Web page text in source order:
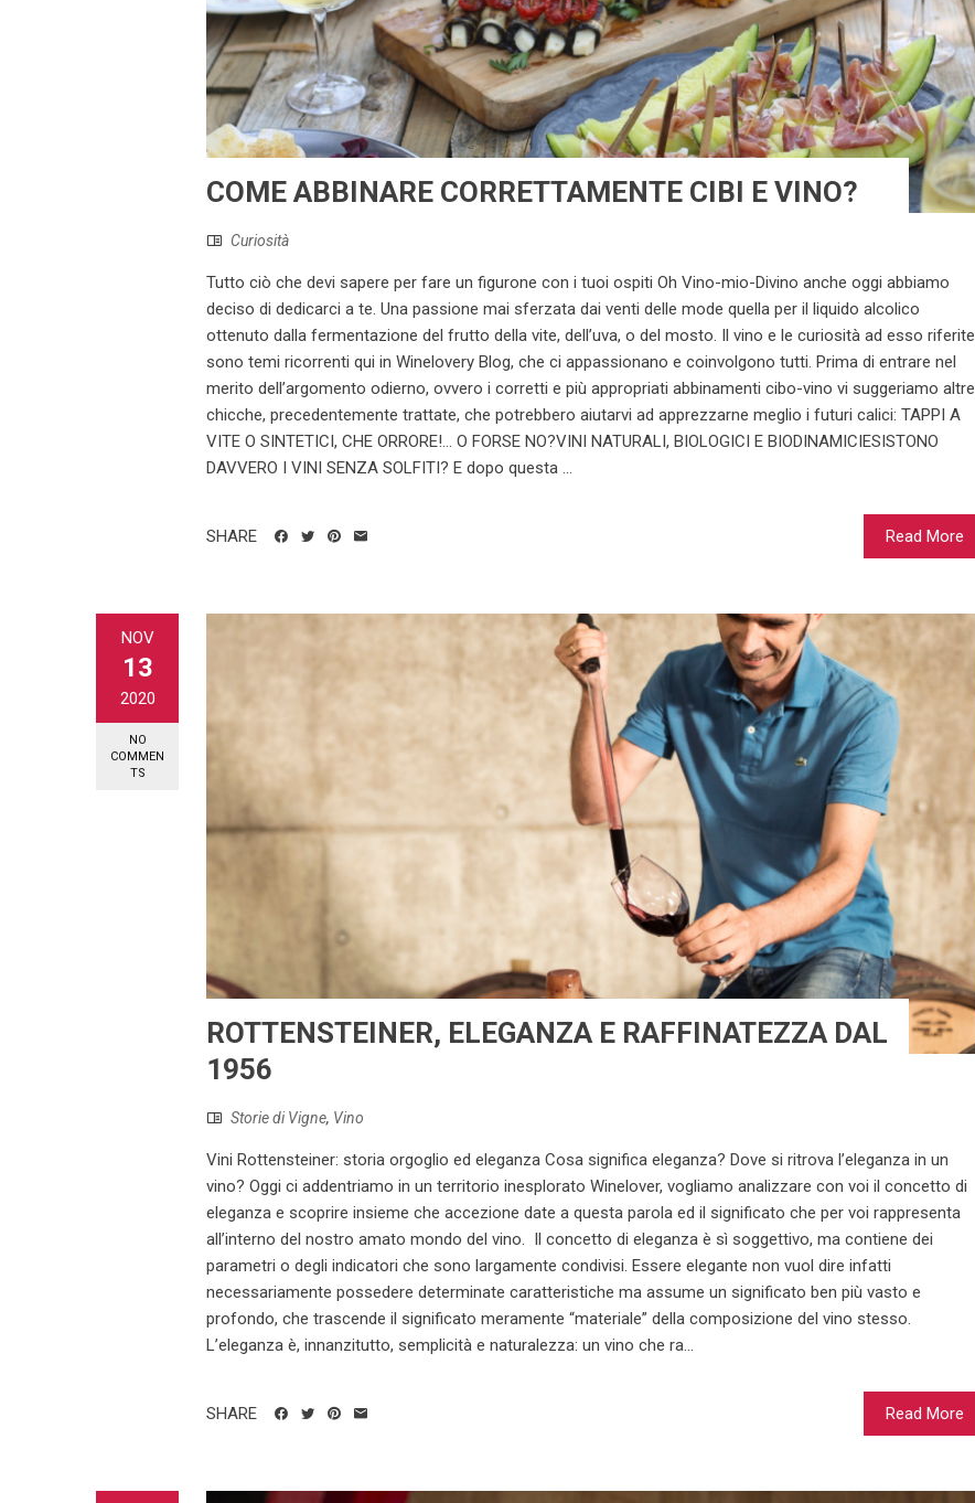
COME ABBINARE CORRETTAMENTE CIBI E VINO?
Curiosità
Tutto ciò che devi sapere per fare un figurone con i tuoi ospiti Oh Vino-mio-Divino anche oggi abbiamo
deciso di dedicarci a te. Una passione mai sferzata dai venti delle mode quella per il liquido alcolico
ottenuto dalla fermentazione del frutto della vite, dell’uva, o del mosto. Il vino e le curiosità ad esso riferite
sono temi ricorrenti qui in Winelovery Blog, che ci appassionano e coinvolgono tutti. Prima di entrare nel
merito dell’argomento odierno, ovvero i corretti e più appropriati abbinamenti cibo-vino vi suggeriamo altre
chicche, precedentemente trattate, che potrebbero aiutarvi ad apprezzarne meglio i futuri calici: TAPPI A
VITE O SINTETICI, CHE ORRORE!… O FORSE NO?VINI NATURALI, BIOLOGICI E BIODINAMICIESISTONO
DAVVERO I VINI SENZA SOLFITI? E dopo questa ...
Read More
SHARE
NOV
13
2020
NO
COMMEN
TS
ROTTENSTEINER, ELEGANZA E RAFFINATEZZA DAL
1956
Storie di Vigne, Vino
Vini Rottensteiner: storia orgoglio ed eleganza Cosa significa eleganza? Dove si ritrova l’eleganza in un
vino? Oggi ci addentriamo in un territorio inesplorato Winelover, vogliamo analizzare con voi il concetto di
eleganza e scoprire insieme che accezione date a questa parola ed il significato che per voi rappresenta
all’interno del nostro amato mondo del vino. Il concetto di eleganza è sì soggettivo, ma contiene dei
parametri o degli indicatori che sono largamente condivisi. Essere elegante non vuol dire infatti
necessariamente possedere determinate caratteristiche ma assume un significato ben più vasto e
profondo, che trascende il significato meramente “materiale” della composizione del vino stesso.
L’eleganza è, innanzitutto, semplicità e naturalezza: un vino che ra...
Read More
SHARE